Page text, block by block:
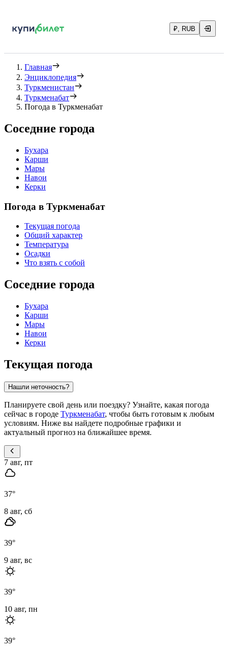
₽, RUB
Главная
Энциклопедия
Туркменистан
Туркменабат
Погода в Туркменабат
Соседние города
Бухара
Карши
Мары
Навои
Керки
Погода в Туркменабат
Текущая погода
Общий характер
Температура
Осадки
Что взять с собой
Соседние города
Бухара
Карши
Мары
Навои
Керки
Текущая погода
Нашли неточность?
Планируете свой день или поездку? Узнайте, какая погода
сейчас в городе Туркменабат, чтобы быть готовым к любым
условиям. Ниже вы найдете подробные графики и
актуальный прогноз на ближайшее время.
7 авг, пт
37°
8 авг, сб
39°
9 авг, вс
39°
10 авг, пн
39°